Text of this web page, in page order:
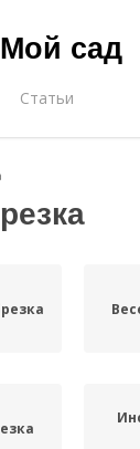
Мой сад
Статьи